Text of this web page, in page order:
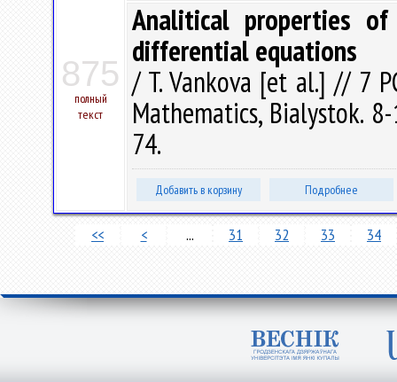
875
полный
текст
Analitical properties
differential equations
/ T. Vankova [et al.] // 7
Mathematics, Bialystok.
74.
Добавить в корзину Подробнее
<< < ... 31 32 33 34